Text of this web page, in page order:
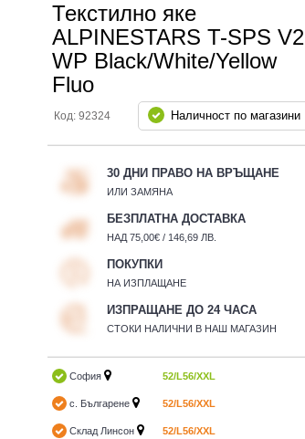
Текстилно яке
ALPINESTARS T-SPS V2
WP Black/White/Yellow
Fluo
Код: 92324 Наличност по магазини
30 ДНИ ПРАВО НА ВРЪЩАНЕ
ИЛИ ЗАМЯНА
БЕЗПЛАТНА ДОСТАВКА
НАД 75,00€ / 146,69 ЛВ.
ПОКУПКИ
НА ИЗПЛАЩАНЕ
ИЗПРАЩАНЕ ДО 24 ЧАСА
СТОКИ НАЛИЧНИ В НАШ МАГАЗИН
София 52/L56/XXL
с. Българене 52/L56/XXL
Склад Линсон 52/L56/XXL